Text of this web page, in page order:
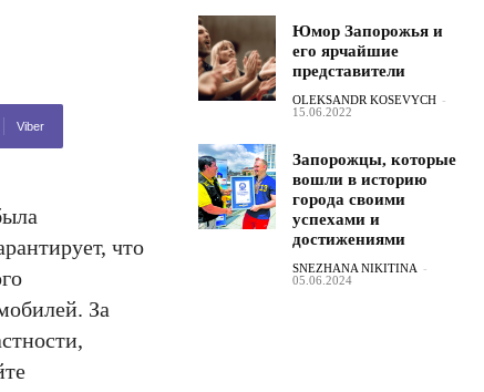
Viber
что
За
Юмор Запорожья и
его ярчайшие
представители
OLEKSANDR KOSEVYCH -
15.06.2022
Запорожцы, которые
вошли в историю
города своими
успехами и
достижениями
SNEZHANA NIKITINA -
05.06.2024